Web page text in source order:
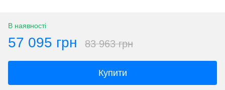
В наявності
57 095 грн 83 963 грн
Купити